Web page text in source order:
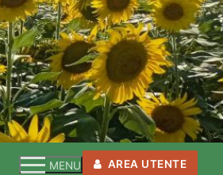
MENU AREA UTENTE